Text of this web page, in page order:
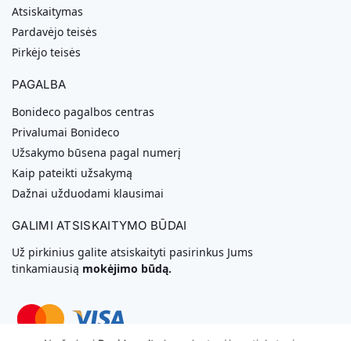
Atsiskaitymas
Pardavėjo teisės
Pirkėjo teisės
PAGALBA
Bonideco pagalbos centras
Privalumai Bonideco
Užsakymo būsena pagal numerį
Kaip pateikti užsakymą
Dažnai užduodami klausimai
GALIMI ATSISKAITYMO BŪDAI
Už pirkinius galite atsiskaityti pasirinkus Jums
tinkamiausią mokėjimo būdą.